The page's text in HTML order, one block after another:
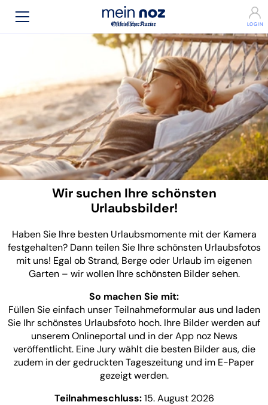
Wir suchen Ihre schönsten
Urlaubsbilder!
Haben Sie Ihre besten Urlaubsmomente mit der Kamera
festgehalten? Dann teilen Sie Ihre schönsten Urlaubsfotos
mit uns! Egal ob Strand, Berge oder Urlaub im eigenen
Garten – wir wollen Ihre schönsten Bilder sehen.
So machen Sie mit:
Füllen Sie einfach unser Teilnahmeformular aus und laden
Sie Ihr schönstes Urlaubsfoto hoch. Ihre Bilder werden auf
unserem Onlineportal und in der App noz News
veröffentlicht. Eine Jury wählt die besten Bilder aus, die
zudem in der gedruckten Tageszeitung und im E-Paper
gezeigt werden.
Teilnahmeschluss:15. August 2026